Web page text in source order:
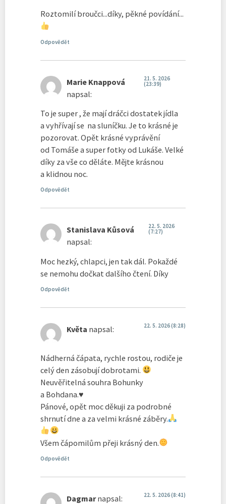
Roztomilí broučci...díky, pěkné povídání...
Odpovědět
Marie Knappová
napsal:
21. 5. 2026
(23:39)
To je super , že mají dráčci dostatek jídla
a vyhřívají se na sluníčku. Je to krásné je
pozorovat. Opět krásné vyprávění
od Tomáše a super fotky od Lukáše. Velké
díky za vše co děláte. Mějte krásnou
a klidnou noc.
Odpovědět
Stanislava Kůsová
napsal:
22. 5. 2026
(7:27)
Moc hezký, chlapci, jen tak dál. Pokaždé
se nemohu dočkat dalšího čtení. Díky
Odpovědět
Květa napsal: 22. 5. 2026 (8:28)
Nádherná čápata, rychle rostou, rodiče je
celý den zásobují dobrotami.
Neuvěřitelná souhra Bohunky
a Bohdana.♥️
Pánové, opět moc děkuji za podrobné
shrnutí dne a za velmi krásné záběry.
Všem čápomilům přeji krásný den.
Odpovědět
Dagmar napsal: 22. 5. 2026 (8:41)